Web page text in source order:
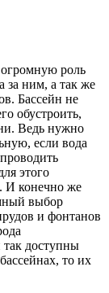
роль
за ним, а так же
Бассейн не
обустроить,
Ведь нужно
если вода
этого
И конечно же
выбор
и фонтанов
доступны
то их